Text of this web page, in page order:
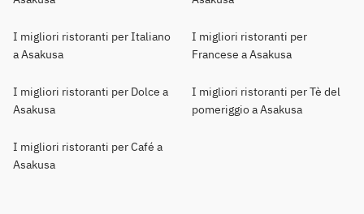
I migliori ristoranti per Italiano
a Asakusa
I migliori ristoranti per
Francese a Asakusa
I migliori ristoranti per Dolce a
Asakusa
I migliori ristoranti per Tè del
pomeriggio a Asakusa
I migliori ristoranti per Café a
Asakusa